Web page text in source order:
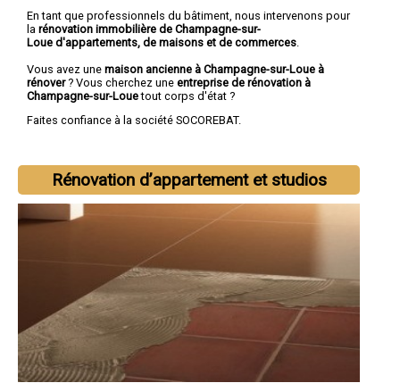
En tant que professionnels du bâtiment, nous intervenons pour
la rénovation immobilière de Champagne-sur-
Loue d'appartements, de maisons et de commerces
Vous avez une maison ancienne à Champagne-sur-Loue à
rénover? Vous cherchez une entreprise de rénovation à
Champagne-sur-Louetout corps d'état ?
Faites confiance à la société SOCOREBAT.
Rénovation d’appartement et studios